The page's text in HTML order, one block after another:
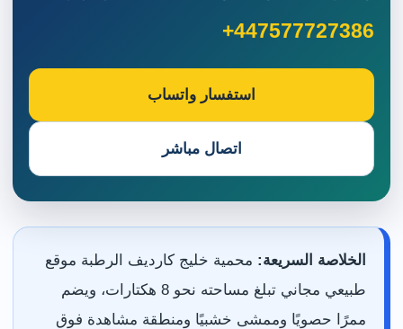
+447577727386
استفسار واتساب
اتصال مباشر
الخلاصة السريعة: محمية خليج كارديف الرطبة موقع
طبيعي مجاني تبلغ مساحته نحو 8 هكتارات، ويضم
ممرًا حصويًا وممشى خشبيًا ومنطقة مشاهدة فوق